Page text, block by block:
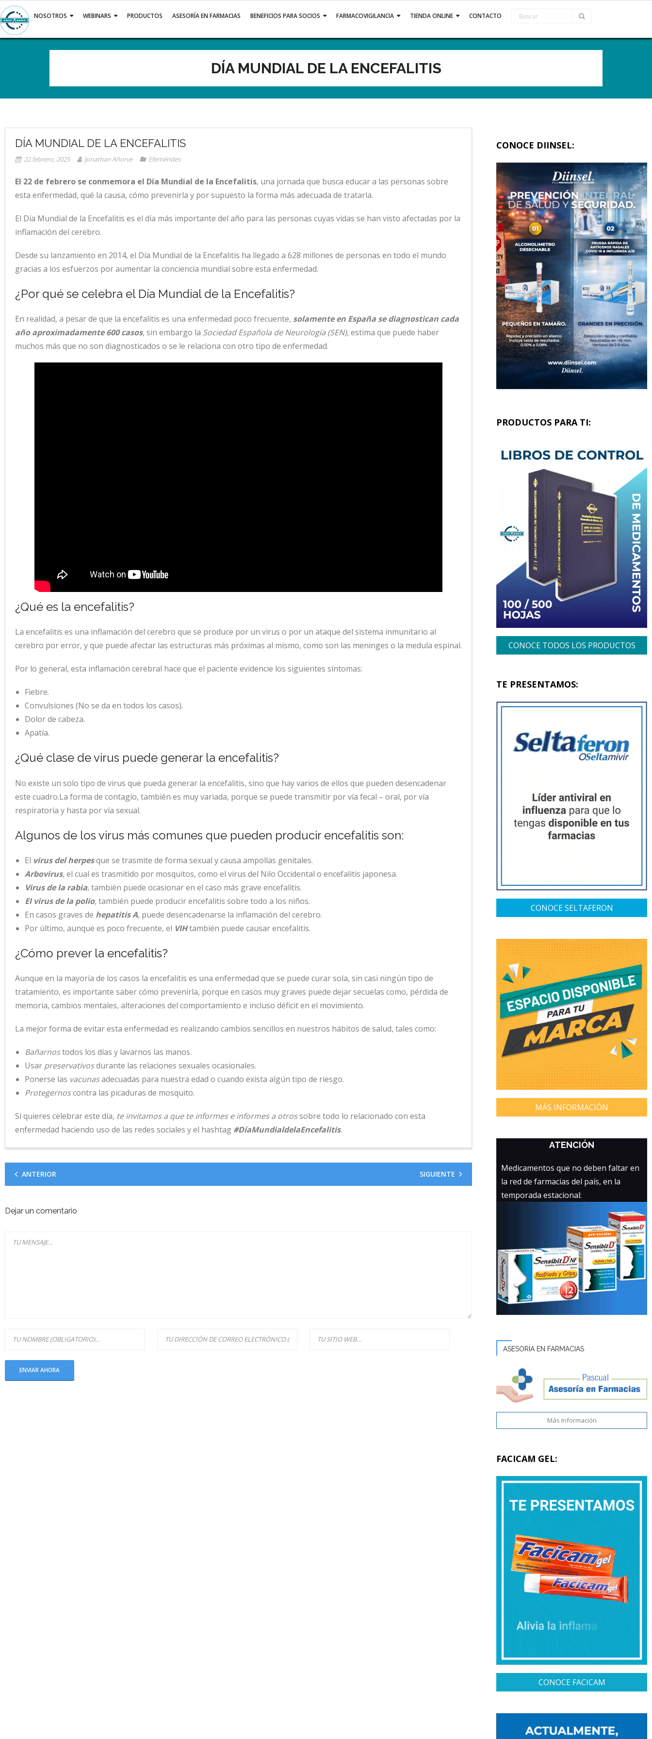
Saltar
al
contenido
NOSOTROS WEBINARS PRODUCTOS ASESORÍA EN FARMACIAS BENEFICIOS PARA SOCIOS FARMACOVIGILANCIA TIENDA ONLINE CONTACTO
DÍA MUNDIAL DE LA ENCEFALITIS
DÍA MUNDIAL DE LA ENCEFALITIS
22 febrero, 2025 Jonathan Añorve Efemérides
El 22 de febrero se conmemora el Día Mundial de la Encefalitis, una jornada que busca educar a las personas sobre
esta enfermedad, qué la causa, cómo prevenirla y por supuesto la forma más adecuada de tratarla.
El Día Mundial de la Encefalitis es el día más importante del año para las personas cuyas vidas se han visto afectadas por la
inflamación del cerebro.
Desde su lanzamiento en 2014, el Día Mundial de la Encefalitis ha llegado a 628 millones de personas en todo el mundo
gracias a los esfuerzos por aumentar la conciencia mundial sobre esta enfermedad.
¿Por qué se celebra el Día Mundial de la Encefalitis?
En realidad, a pesar de que la encefalitis es una enfermedad poco frecuente, solamente en España se diagnostican cada
año aproximadamente 600 casos, sin embargo la Sociedad Española de Neurología (SEN), estima que puede haber
muchos más que no son diagnosticados o se le relaciona con otro tipo de enfermedad.
¿Qué es la encefalitis?
La encefalitis es una inflamación del cerebro que se produce por un virus o por un ataque del sistema inmunitario al
cerebro por error, y que puede afectar las estructuras más próximas al mismo, como son las meninges o la medula espinal.
Por lo general, esta inflamación cerebral hace que el paciente evidencie los siguientes síntomas:
Fiebre.
Convulsiones (No se da en todos los casos).
Dolor de cabeza.
Apatía.
¿Qué clase de virus puede generar la encefalitis?
No existe un solo tipo de virus que pueda generar la encefalitis, sino que hay varios de ellos que pueden desencadenar
este cuadro.La forma de contagio, también es muy variada, porque se puede transmitir por vía fecal – oral, por vía
respiratoria y hasta por vía sexual.
Algunos de los virus más comunes que pueden producir encefalitis son:
El virus del herpesque se trasmite de forma sexual y causa ampollas genitales.
Arbovirus, el cual es trasmitido por mosquitos, como el virus del Nilo Occidental o encefalitis japonesa.
Virus de la rabia, también puede ocasionar en el caso más grave encefalitis.
El virus de la polio, también puede producir encefalitis sobre todo a los niños.
En casos graves de hepatitis A, puede desencadenarse la inflamación del cerebro.
Por último, aunque es poco frecuente, el VIHtambién puede causar encefalitis.
¿Cómo prever la encefalitis?
Aunque en la mayoría de los casos la encefalitis es una enfermedad que se puede curar sola, sin casi ningún tipo de
tratamiento, es importante saber cómo prevenirla, porque en casos muy graves puede dejar secuelas como, pérdida de
memoria, cambios mentales, alteraciones del comportamiento e incluso déficit en el movimiento.
La mejor forma de evitar esta enfermedad es realizando cambios sencillos en nuestros hábitos de salud, tales como:
Bañarnostodos los días y lavarnos las manos.
Usar preservativosdurante las relaciones sexuales ocasionales.
Ponerse las vacunasadecuadas para nuestra edad o cuando exista algún tipo de riesgo.
Protegernoscontra las picaduras de mosquito.
Sí quieres celebrar este día, te invitamos a que te informes e informes a otrossobre todo lo relacionado con esta
enfermedad haciendo uso de las redes sociales y el hashtag #DíaMundialdelaEncefalitis.
ANTERIOR SIGUIENTE
Dejar un comentario
CONOCE DIINSEL:
PRODUCTOS PARA TI:
CONOCE TODOS LOS PRODUCTOS
TE PRESENTAMOS:
CONOCE SELTAFERON
MÁS INFORMACIÓN
ATENCIÓN
Medicamentos que no deben faltar en
la red de farmacias del país, en la
temporada estacional:
ASESORÍA EN FARMACIAS
Más Información
FACICAM GEL:
CONOCE FACICAM